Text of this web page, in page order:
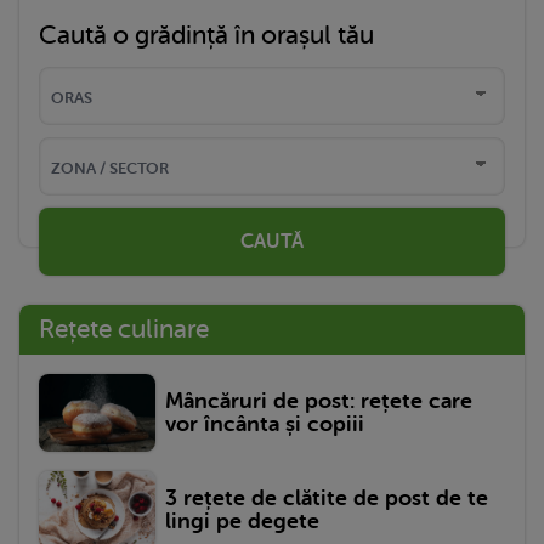
Caută o grădință în orașul tău
CAUTĂ
Rețete culinare
Mâncăruri de post: rețete care
vor încânta și copiii
3 rețete de clătite de post de te
lingi pe degete